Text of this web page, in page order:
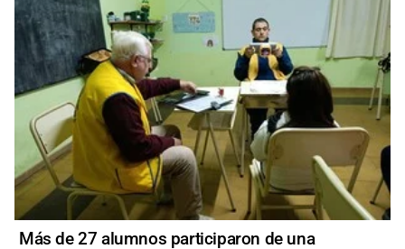
Más de 27 alumnos participaron de una